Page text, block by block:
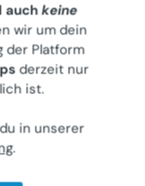
auchkeine
wir um dein
der Platform
derzeit nur
ist.
in unserer
.